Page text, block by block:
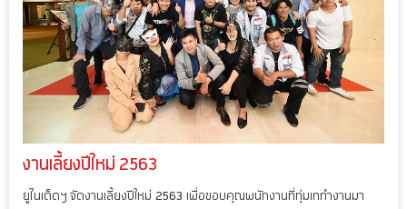
งานเลี้ยงปีใหม่ 2563
ยูไนเต็ดฯ จัดงานเลี้ยงปีใหม่ 2563 เพื่อขอบคุณพนักงานที่ทุ่มเททำงานมา